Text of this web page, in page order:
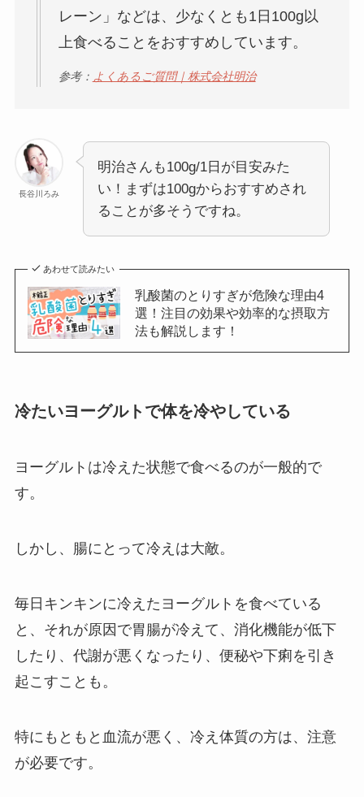
レーン」などは、少なくとも1日100g以
上食べることをおすすめしています。
参考： よくあるご質問｜株式会社明治
長谷川ろみ
明治さんも100g/1日が目安みた
い！まずは100gからおすすめされ
ることが多そうですね。
あわせて読みたい
乳酸菌のとりすぎが危険な理由4
選！注目の効果や効率的な摂取方
法も解説します！
冷たいヨーグルトで体を冷やしている
ヨーグルトは冷えた状態で食べるのが一般的で
す。
しかし、腸にとって冷えは大敵。
毎日キンキンに冷えたヨーグルトを食べている
と、それが原因で胃腸が冷えて、消化機能が低下
したり、代謝が悪くなったり、便秘や下痢を引き
起こすことも。
特にもともと血流が悪く、冷え体質の方は、注意
が必要です。